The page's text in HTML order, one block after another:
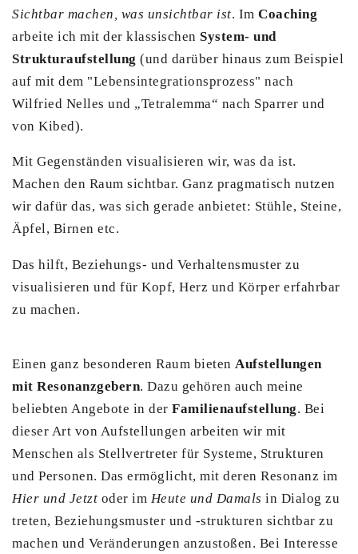
Sichtbar machen, was unsichtbar ist. Im Coaching
arbeite ich mit der klassischen System- und
Strukturaufstellung (und darüber hinaus zum Beispiel
auf mit dem "Lebensintegrationsprozess" nach
Wilfried Nelles und „Tetralemma“ nach Sparrer und
von Kibed).
Mit Gegenständen visualisieren wir, was da ist.
Machen den Raum sichtbar. Ganz pragmatisch nutzen
wir dafür das, was sich gerade anbietet: Stühle, Steine,
Äpfel, Birnen etc.
Das hilft, Beziehungs- und Verhaltensmuster zu
visualisieren und für Kopf, Herz und Körper erfahrbar
zu machen.
Einen ganz besonderen Raum bieten Aufstellungen
mit Resonanzgebern. Dazu gehören auch meine
beliebten Angebote in der Familienaufstellung. Bei
dieser Art von Aufstellungen arbeiten wir mit
Menschen als Stellvertreter für Systeme, Strukturen
und Personen. Das ermöglicht, mit deren Resonanz im
Hier und Jetzt oder im Heute und Damals in Dialog zu
treten, Beziehungsmuster und -strukturen sichtbar zu
machen und Veränderungen anzustoßen. Bei Interesse